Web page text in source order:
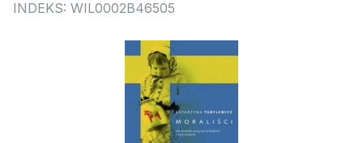
Literatura piękna
Książki obcojęzyczne
Poradniki, leksykony...
INDEKS: WIL0002B46505